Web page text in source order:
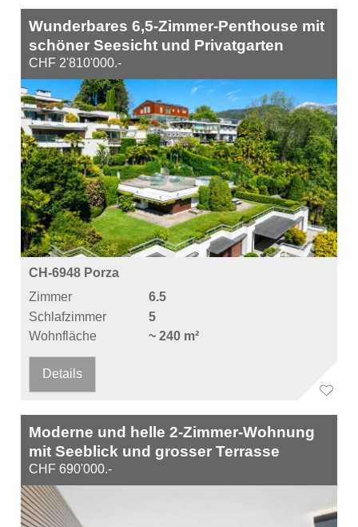
Wunderbares 6,5-Zimmer-Penthouse mit
schöner Seesicht und Privatgarten
CHF 2'810'000.-
CH-6948 Porza
Zimmer
6.5
Schlafzimmer
5
Wohnfläche
~ 240 m²
Details
Moderne und helle 2-Zimmer-Wohnung
mit Seeblick und grosser Terrasse
CHF 690'000.-